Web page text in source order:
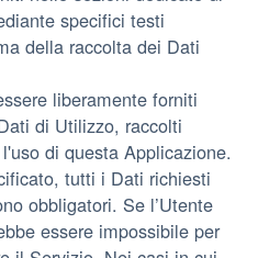
specifici testi
della raccolta dei Dati
liberamente forniti
di Utilizzo, raccolti
di questa Applicazione.
tutti i Dati richiesti
obbligatori. Se l’Utente
essere impossibile per